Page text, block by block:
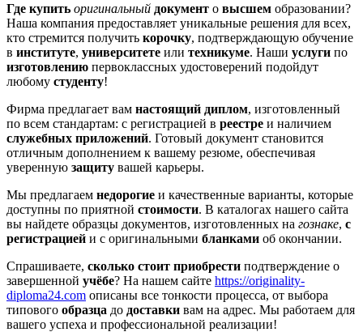
Где купить оригинальный документ о высшем образовании?
Наша компания предоставляет уникальные решения для всех,
кто стремится получить корочку, подтверждающую обучение
в институте, университете или техникуме. Наши услуги по
изготовлению первоклассных удостоверений подойдут
любому студенту!
Фирма предлагает вам настоящий диплом, изготовленный
по всем стандартам: с регистрацией в реестре и наличием
служебных приложений. Готовый документ становится
отличным дополнением к вашему резюме, обеспечивая
уверенную защиту вашей карьеры.
Мы предлагаем недорогие и качественные варианты, которые
доступны по приятной стоимости. В каталогах нашего сайта
вы найдете образцы документов, изготовленных на гознаке, с
регистрацией и с оригинальными бланками об окончании.
Спрашиваете, сколько стоит приобрести подтверждение о
завершенной учёбе? На нашем сайте https://originality-
diploma24.com описаны все тонкости процесса, от выбора
типового образца до доставки вам на адрес. Мы работаем для
вашего успеха и профессиональной реализации!